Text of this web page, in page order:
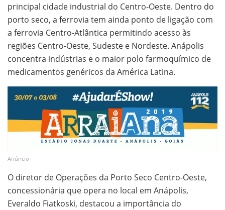
principal cidade industrial do Centro-Oeste. Dentro do
porto seco, a ferrovia tem ainda ponto de ligação com
a ferrovia Centro-Atlântica permitindo acesso às
regiões Centro-Oeste, Sudeste e Nordeste. Anápolis
concentra indústrias e o maior polo farmoquímico de
medicamentos genéricos da América Latina.
Anúncio
O diretor de Operações da Porto Seco Centro-Oeste,
concessionária que opera no local em Anápolis,
Everaldo Fiatkoski, destacou a importância do